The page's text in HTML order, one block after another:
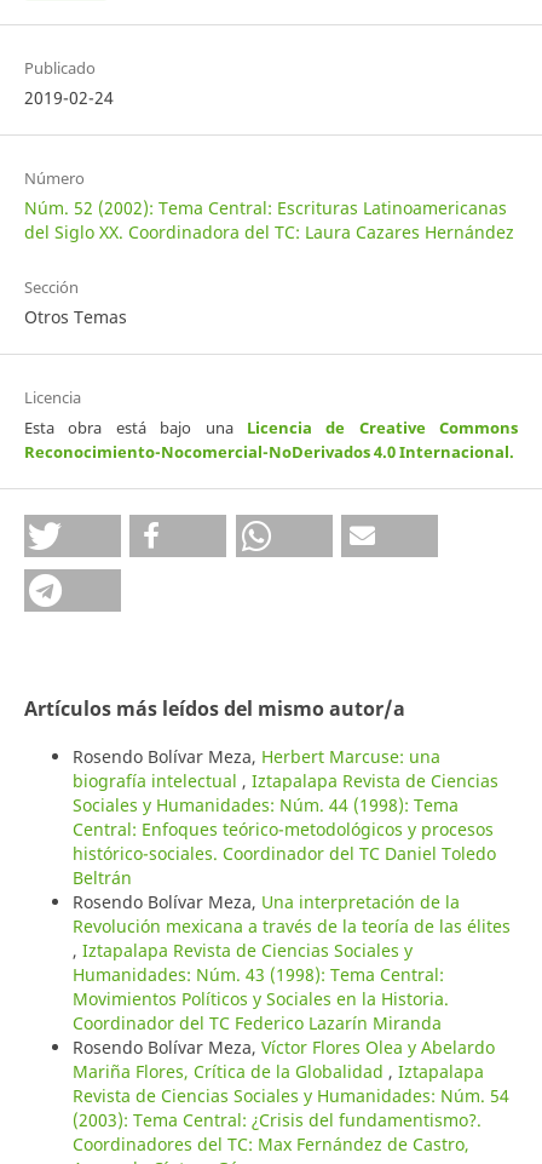
Publicado
2019-02-24
Número
Núm. 52 (2002): Tema Central: Escrituras Latinoamericanas
del Siglo XX. Coordinadora del TC: Laura Cazares Hernández
Sección
Otros Temas
Licencia
Esta obra está bajo una Licencia de Creative Commons
Reconocimiento-Nocomercial-NoDerivados 4.0 Internacional.
Artículos más leídos del mismo autor/a
Rosendo Bolívar Meza, Herbert Marcuse: una
biografía intelectual , Iztapalapa Revista de Ciencias
Sociales y Humanidades: Núm. 44 (1998): Tema
Central: Enfoques teórico-metodológicos y procesos
histórico-sociales. Coordinador del TC Daniel Toledo
Beltrán
Rosendo Bolívar Meza, Una interpretación de la
Revolución mexicana a través de la teoría de las élites
, Iztapalapa Revista de Ciencias Sociales y
Humanidades: Núm. 43 (1998): Tema Central:
Movimientos Políticos y Sociales en la Historia.
Coordinador del TC Federico Lazarín Miranda
Rosendo Bolívar Meza, Víctor Flores Olea y Abelardo
Mariña Flores, Crítica de la Globalidad , Iztapalapa
Revista de Ciencias Sociales y Humanidades: Núm. 54
(2003): Tema Central: ¿Crisis del fundamentismo?.
Coordinadores del TC: Max Fernández de Castro,